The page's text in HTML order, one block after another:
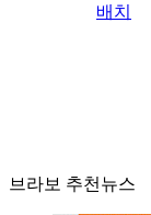
배치
브라보 추천뉴스